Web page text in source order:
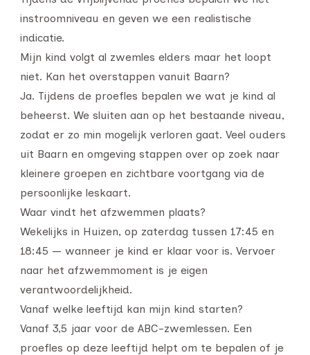
instroomniveau en geven we een realistische
indicatie.
Mijn kind volgt al zwemles elders maar het loopt
niet. Kan het overstappen vanuit Baarn?
Ja. Tijdens de proefles bepalen we wat je kind al
beheerst. We sluiten aan op het bestaande niveau,
zodat er zo min mogelijk verloren gaat. Veel ouders
uit Baarn en omgeving stappen over op zoek naar
kleinere groepen en zichtbare voortgang via de
persoonlijke leskaart.
Waar vindt het afzwemmen plaats?
Wekelijks in Huizen, op zaterdag tussen 17:45 en
18:45 — wanneer je kind er klaar voor is. Vervoer
naar het afzwemmoment is je eigen
verantwoordelijkheid.
Vanaf welke leeftijd kan mijn kind starten?
Vanaf 3,5 jaar voor de ABC-zwemlessen. Een
proefles op deze leeftijd helpt om te bepalen of je